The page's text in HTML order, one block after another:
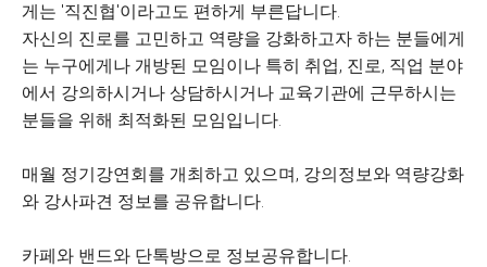
게는 '직진협'이라고도 편하게 부른답니다.
자신의 진로를 고민하고 역량을 강화하고자 하는 분들에게
는 누구에게나 개방된 모임이나 특히 취업, 진로, 직업 분야
에서 강의하시거나 상담하시거나 교육기관에 근무하시는
분들을 위해 최적화된 모임입니다.
매월 정기강연회를 개최하고 있으며, 강의정보와 역량강화
와 강사파견 정보를 공유합니다.
카페와 밴드와 단톡방으로 정보공유합니다.